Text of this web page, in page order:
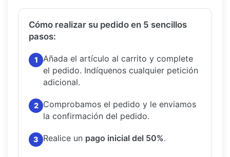
Cómo realizar su pedido en 5 sencillos
pasos:
1
Añada el artículo al carrito y complete
el pedido. Indíquenos cualquier petición
adicional.
2
Comprobamos el pedido y le enviamos
la confirmación del pedido.
3 Realice un pago inicial del 50%.